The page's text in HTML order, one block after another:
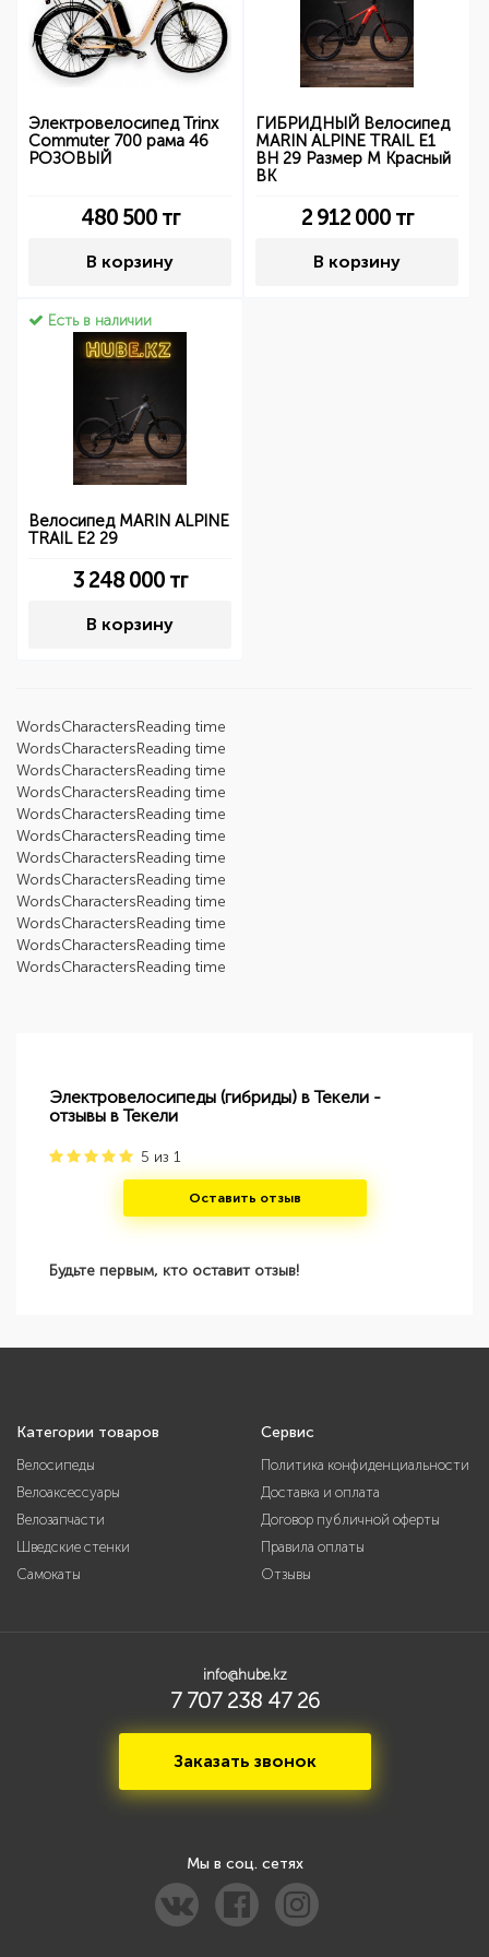
Электровелосипед Trinx
Commuter 700 рама 46
РОЗОВЫЙ
480 500тг
В корзину
ГИБРИДНЫЙ Велосипед
MARIN ALPINE TRAIL E1
BH 29 Размер M Красный
BK
2 912 000тг
В корзину
Есть в наличии
Велосипед MARIN ALPINE
TRAIL E2 29
3 248 000тг
В корзину
WordsCharactersReading time
WordsCharactersReading time
WordsCharactersReading time
WordsCharactersReading time
WordsCharactersReading time
WordsCharactersReading time
WordsCharactersReading time
WordsCharactersReading time
WordsCharactersReading time
WordsCharactersReading time
WordsCharactersReading time
WordsCharactersReading time
Электровелосипеды (гибриды) в Текели -
отзывы в Текели
5 из 1
Оставить отзыв
Будьте первым, кто оставит отзыв!
Категории товаров
Велосипеды
Велоаксессуары
Велозапчасти
Шведские стенки
Самокаты
Сервис
Политика конфиденциальности
Доставка и оплата
Договор публичной оферты
Правила оплаты
Отзывы
info@hube.kz
7 707 238 47 26
Заказать звонок
Мы в соц. сетях